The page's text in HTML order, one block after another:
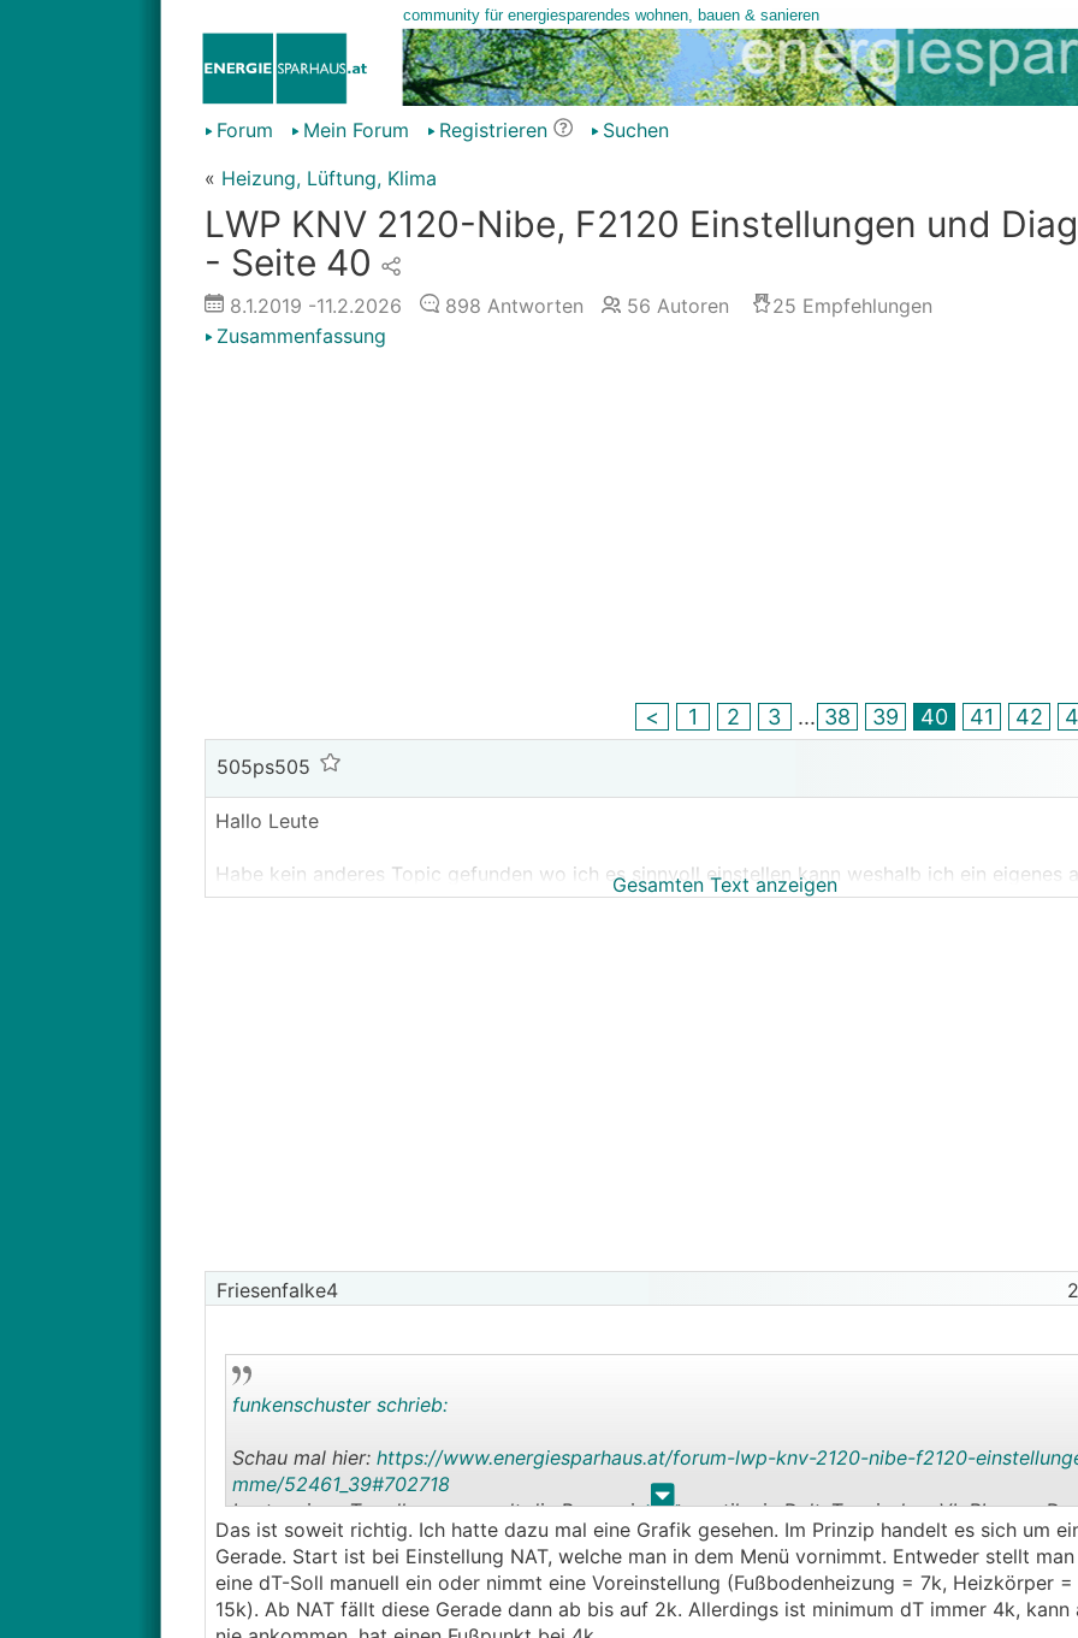
Forum Mein Forum Registrieren
Suchen
« Heizung, Lüftung, Klima
LWP KNV 2120-Nibe, F2120 Einstellungen und
- Seite 40
8.1.2019 -11.2.2026 898 Antworten 56 Autoren 25 Empfehlungen
Zusammenfassung
< 1 2 3 ... 38 39 40 41 42
505ps505
Hallo Leute
Habe kein anderes Topic gefunden wo ich es sinnvoll einstellen kann weshalb ich ein eigenes
Gesamten Text anzeigen
Friesenfalke4
. .
funkenschuster schrieb:
Schau mal hier: https://www.energiesparhaus.at/forum-lwp-knv-2120-nibe-f2120-
mme/52461_39#702718
Laut meinen Trendkurven regelt die Pumpe in Automatik ein DeltaT zwischenVLRLaus.
Wert den man im Servicemenu unter Volumenstromeinstellung > Manuell dT bei NAT findet.
wenn man dort FBHoder Heizkörper auswählt weiß ich nicht. Ich vermute jeweils eine
geringere Spreizung fahren.
Das ist soweit richtig. Ich hatte dazu mal eine Grafik gesehen. Im Prinzip handelt es sich um
Gerade. Start ist bei Einstellung NAT, welche man in dem Menü vornimmt. Entweder stellt
eine dT-Soll manuell ein oder nimmt eine Voreinstellung (Fußbodenheizung = 7k, Heizkörper
15k). Ab NAT fällt diese Gerade dann ab bis auf 2k. Allerdings ist minimum dT immer 4k,